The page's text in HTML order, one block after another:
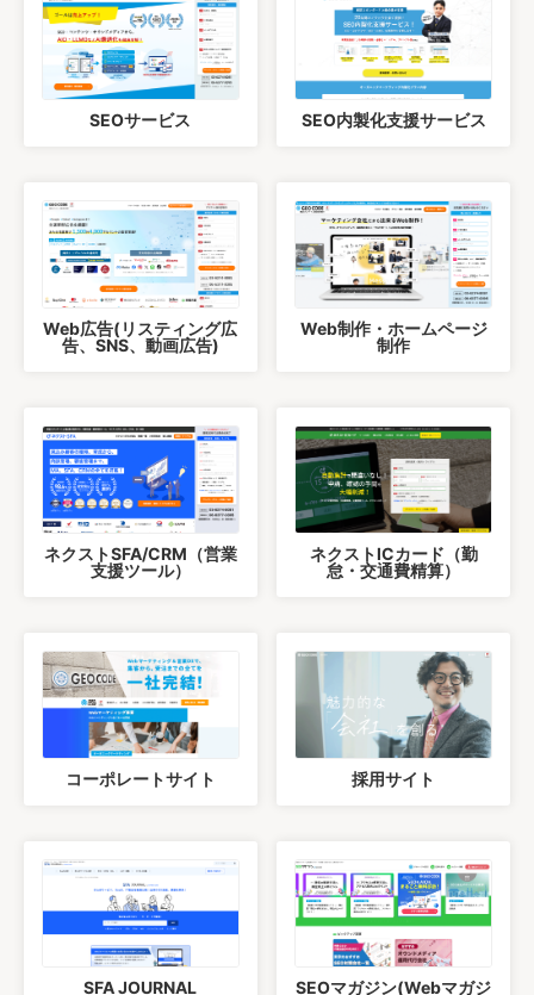
SEOサービス SEO内製化支援サービス
Web広告(リスティング広
告、SNS、動画広告)
Web制作・ホームページ
制作
ネクストSFA/CRM（営業
支援ツール）
ネクストICカード（勤
怠・交通費精算）
コーポレートサイト 採用サイト
SFA JOURNAL
SEOマガジン(Webマガジ